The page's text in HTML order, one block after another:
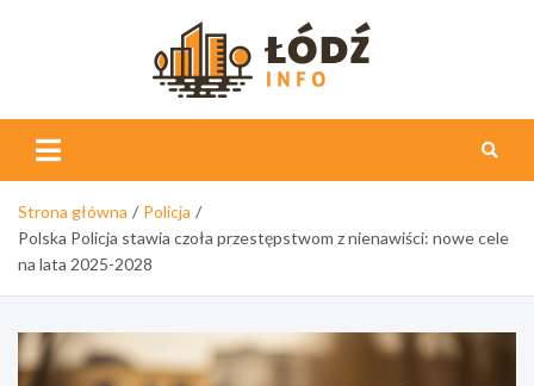
Info
Strona główna
Policja
Polska Policja stawia czoła przestępstwom z nienawiści: nowe cele
na lata 2025-2028